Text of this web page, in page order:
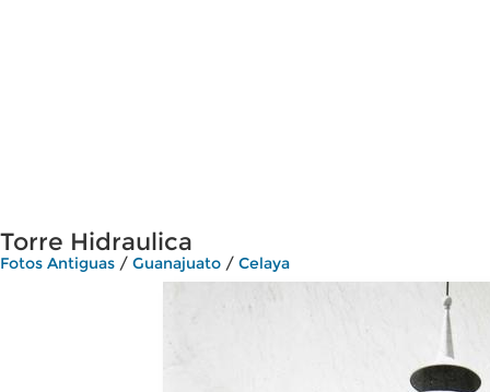
Torre Hidraulica
Fotos Antiguas / Guanajuato / Celaya